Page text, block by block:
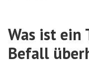
Was ist ein
Befall